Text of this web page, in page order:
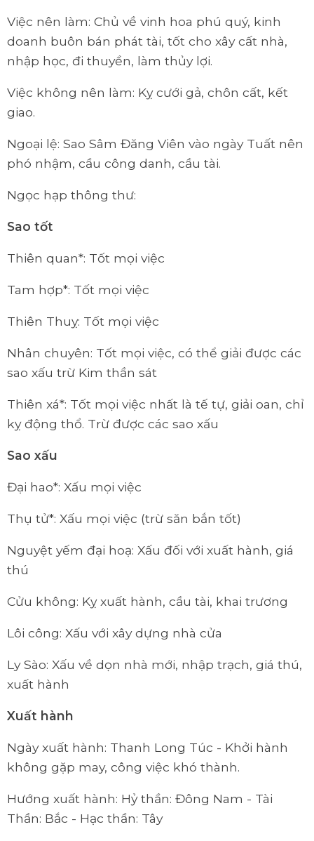
Việc nên làm: Chủ về vinh hoa phú quý, kinh
doanh buôn bán phát tài, tốt cho xây cất nhà,
nhập học, đi thuyền, làm thủy lợi.
Việc không nên làm: Kỵ cưới gả, chôn cất, kết
giao.
Ngoại lệ: Sao Sâm Đăng Viên vào ngày Tuất nên
phó nhậm, cầu công danh, cầu tài.
Ngọc hạp thông thư:
Sao tốt
Thiên quan*: Tốt mọi việc
Tam hợp*: Tốt mọi việc
Thiên Thuỵ: Tốt mọi việc
Nhân chuyên: Tốt mọi việc, có thể giải được các
sao xấu trừ Kim thần sát
Thiên xá*: Tốt mọi việc nhất là tế tự, giải oan, chỉ
kỵ động thổ. Trừ được các sao xấu
Sao xấu
Đại hao*: Xấu mọi việc
Thụ tử*: Xấu mọi việc (trừ săn bắn tốt)
Nguyệt yếm đại hoạ: Xấu đối với xuất hành, giá
thú
Cửu không: Kỵ xuất hành, cầu tài, khai trương
Lôi công: Xấu với xây dựng nhà cửa
Ly Sào: Xấu về dọn nhà mới, nhập trạch, giá thú,
xuất hành
Xuất hành
Ngày xuất hành: Thanh Long Túc - Khởi hành
không gặp may, công việc khó thành.
Hướng xuất hành: Hỷ thần: Đông Nam - Tài
Thần: Bắc - Hạc thần: Tây